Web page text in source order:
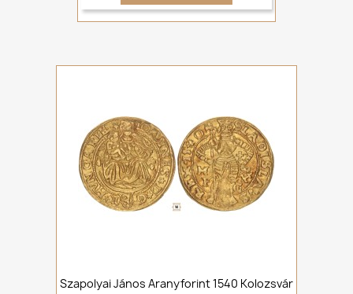
Szapolyai János Aranyforint 1540 Kolozsvár